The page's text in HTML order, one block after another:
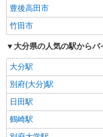
豊後高田市
竹田市
大分県の人気の駅から
大分駅
別府(大分)駅
日田駅
鶴崎駅